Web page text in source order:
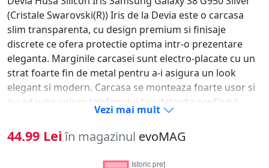
(Cristale Swarovski(R)) Iris de la Devia este o carcasa
slim transparenta, cu design premium si finisaje
discrete ce ofera protectie optima intr-o prezentare
eleganta. Marginile carcasei sunt electro-placate cu un
strat foarte fin de metal pentru a-i asigura un look
elegant si modern. Carcasa se monteaza foarte usor si
nu adauga volum telefonului tau datorita profilului
ultraslim. Are decupaje pentru porturi, butoane,
camera foto si blitz. Spatele carcasei este transparent
cu model floral in forma iris stilizat pe spate. Carcasa
este desavarsita de pietrele Swarovski(R) originale
Vezi mai mult
44.99 Lei în magazinul evoMAG